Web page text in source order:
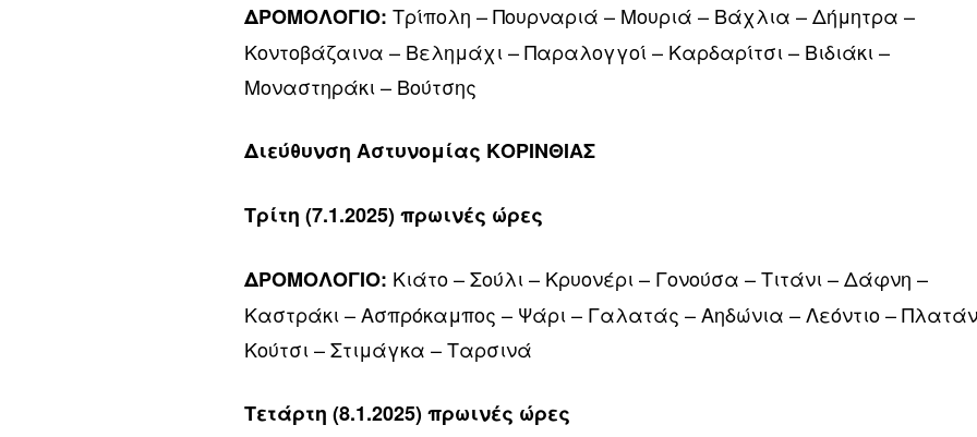
ΔΡΟΜΟΛΟΓΙΟ: Τρίπολη – Πουρναριά – Μουριά – Βάχλια – Δήμητρα –
Κοντοβάζαινα – Βελημάχι – Παραλογγοί – Καρδαρίτσι – Βιδιάκι –
Μοναστηράκι – Βούτσης
Διεύθυνση Αστυνομίας ΚΟΡΙΝΘΙΑΣ
Τρίτη (7.1.2025) πρωινές ώρες
ΔΡΟΜΟΛΟΓΙΟ: Κιάτο – Σούλι – Κρυονέρι – Γονούσα – Τιτάνι – Δάφνη –
Καστράκι – Ασπρόκαμπος – Ψάρι – Γαλατάς – Αηδώνια – Λεόντιο –
Κούτσι – Στιμάγκα – Ταρσινά
Τετάρτη (8.1.2025) πρωινές ώρες